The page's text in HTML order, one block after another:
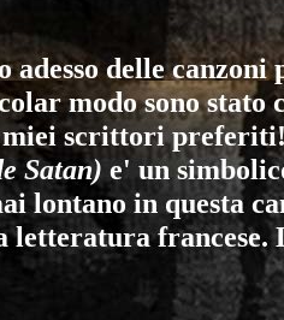
adesso delle canzoni
modo sono stato
miei scrittori
Satan) e' un
lontano in questa
letteratura